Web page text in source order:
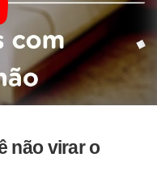
não virar o